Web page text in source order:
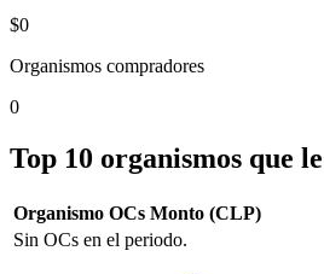
$0
Organismos compradores
0
Top 10 organismos que
Organismo OCs Monto (CLP)
Sin OCs en el periodo.